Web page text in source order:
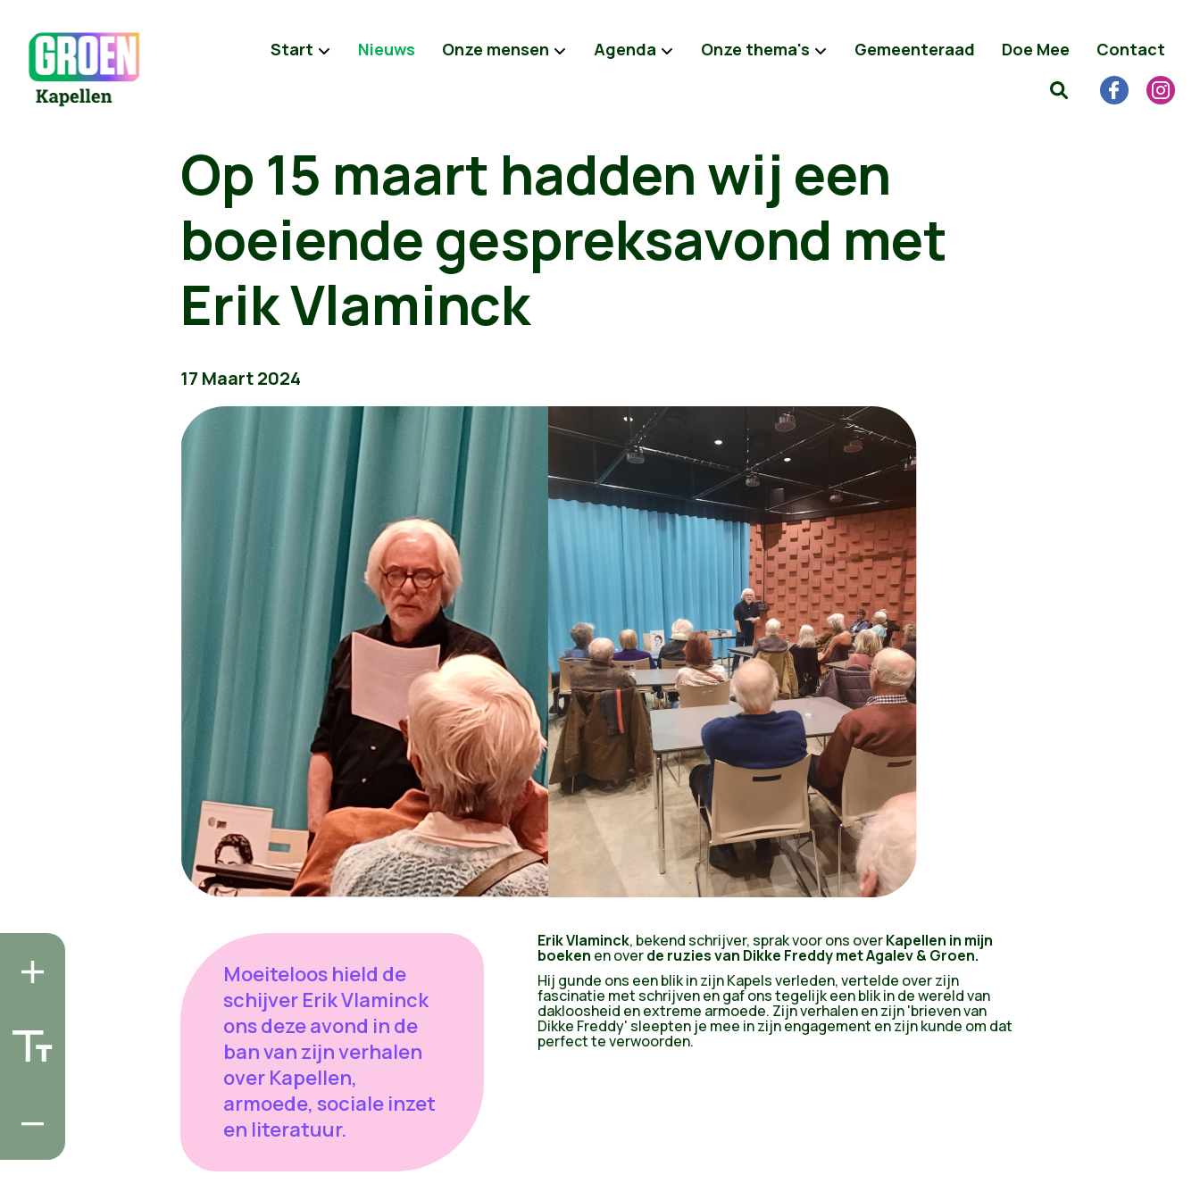
Start Nieuws Onze mensen Agenda Onze thema's Gemeenteraad Doe Mee Contact
Op 15 maart hadden wij een
boeiende gespreksavond met
Erik Vlaminck
17 Maart 2024
Moeiteloos hield de
schijver Erik Vlaminck
ons deze avond in de
ban van zijn verhalen
over Kapellen,
armoede, sociale inzet
en literatuur.
Erik Vlaminck, bekend schrijver, sprak voor ons overKapellen in mijn
boeken en overde ruzies van Dikke Freddy met Agalev & Groen.
Hij gunde ons een blik in zijn Kapels verleden, vertelde over zijn
fascinatie met schrijven en gaf ons tegelijk een blik in de wereld van
dakloosheid en extreme armoede. Zijn verhalen en zijn 'brieven van
Dikke Freddy' sleepten je mee in zijn engagement en zijn kunde om dat
perfect te verwoorden.